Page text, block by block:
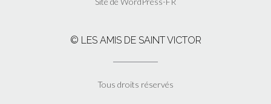
© LES AMIS DE SAINT VICTOR
Tous droits réservés